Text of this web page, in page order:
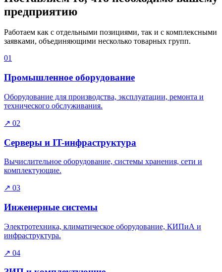
предприятию
Работаем как с отдельными позициями, так и с комплексными
заявками, объединяющими несколько товарных групп.
01
Промышленное оборудование
Оборудование для производства, эксплуатации, ремонта и
технического обслуживания.
↗ 02
Серверы и IT-инфраструктура
Вычислительное оборудование, системы хранения, сети и
комплектующие.
↗ 03
Инженерные системы
Электротехника, климатическое оборудование, КИПиА и
инфраструктура.
↗ 04